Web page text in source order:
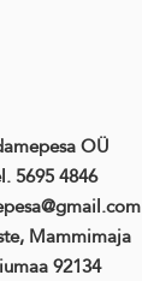
OÜ
5695 4846
Mammimaja
92134